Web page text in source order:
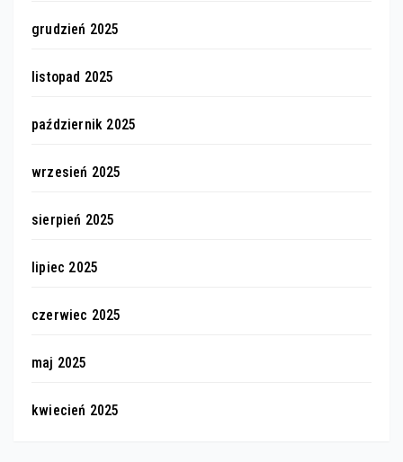
grudzień 2025
listopad 2025
październik 2025
wrzesień 2025
sierpień 2025
lipiec 2025
czerwiec 2025
maj 2025
kwiecień 2025